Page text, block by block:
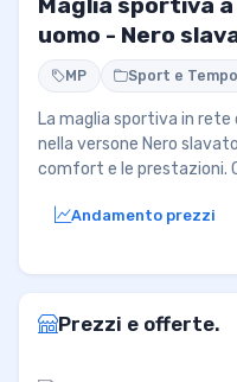
uomo - Nero
MP Sport e
La maglia sportiva in rete
nella versone Nero
comfort e le prestazioni.
Andamento prezzi
Prezzi e offerte.